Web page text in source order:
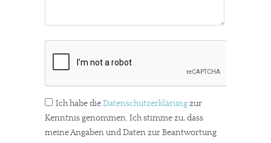
Ich habe dieDatenschutzerklärungzur
Kenntnis genommen. Ich stimme zu, dass
meine Angaben und Daten zur Beantwortung